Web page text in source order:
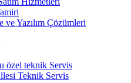
Yazılım Çözümleri
özel teknik Servis
Teknik Servis